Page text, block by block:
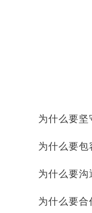
为什么要坚
为什么要包
为什么要沟
为什么要合